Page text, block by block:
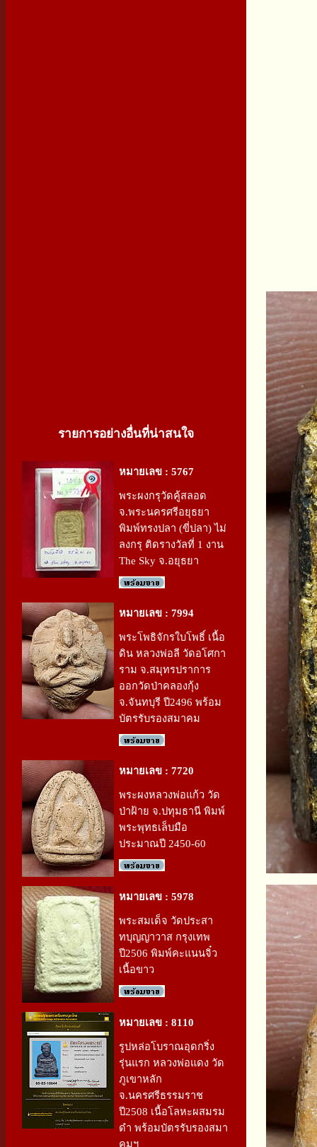
รายการอย่างอื่นที่น่าสนใจ
หมายเลข : 5767
พระผงกรุวัดคู้สลอด
จ.พระนครศรีอยุธยา
พิมพ์ทรงปลา (ขี่ปลา) ไม่
ลงกรุ ติดรางวัลที่ 1 งาน
The Sky จ.อยุธยา
หมายเลข : 7994
พระโพธิจักรใบโพธิ์ เนื้อ
ดิน หลวงพ่อลี วัดอโศกา
ราม จ.สมุทรปราการ
ออกวัดป่าคลองกุ้ง
จ.จันทบุรี ปี2496 พร้อม
บัตรรับรองสมาคม
หมายเลข : 7720
พระผงหลวงพ่อแก้ว วัด
ป่าฝ้าย จ.ปทุมธานี พิมพ์
พระพุทธเล็บมือ
ประมาณปี 2450-60
หมายเลข : 5978
พระสมเด็จ วัดประสา
ทบุญญาวาส กรุงเทพ
ปี2506 พิมพ์คะแนนจิ๋ว
เนื้อขาว
หมายเลข : 8110
รูปหล่อโบราณอุดกริ่ง
รุ่นแรก หลวงพ่อแดง วัด
ภูเขาหลัก
จ.นครศรีธรรมราช
ปี2508 เนื้อโลหะผสมรม
ดำ พร้อมบัตรรับรองสมา
คมฯ